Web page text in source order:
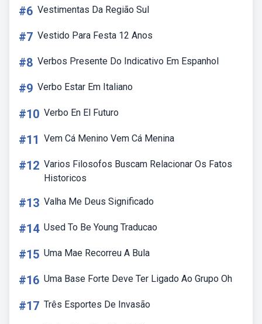
#6 Vestimentas Da Região Sul
#7 Vestido Para Festa 12 Anos
#8 Verbos Presente Do Indicativo Em Espanhol
#9 Verbo Estar Em Italiano
#10 Verbo En El Futuro
#11 Vem Cá Menino Vem Cá Menina
#12 Varios Filosofos Buscam Relacionar Os Fatos
Historicos
#13 Valha Me Deus Significado
#14 Used To Be Young Traducao
#15 Uma Mae Recorreu A Bula
#16 Uma Base Forte Deve Ter Ligado Ao Grupo Oh
#17 Três Esportes De Invasão